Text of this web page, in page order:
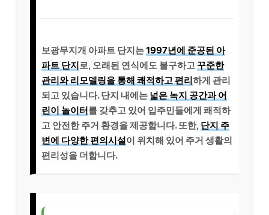
보광무지개 아파트 단지는1997년에 준공된 아
파트 단지로, 오래된 연식에도 불구하고 꾸준한
관리와 리모델링을 통해 쾌적하고 편리하게 관리
되고 있습니다. 단지 내에는 넓은 녹지 공간과 어
린이 놀이터를 갖추고 있어 입주민들에게 쾌적하
고 안전한 주거 환경을 제공합니다. 또한, 단지 주
변에 다양한 편의시설이 위치해 있어 주거 생활의
편리성을 더합니다.